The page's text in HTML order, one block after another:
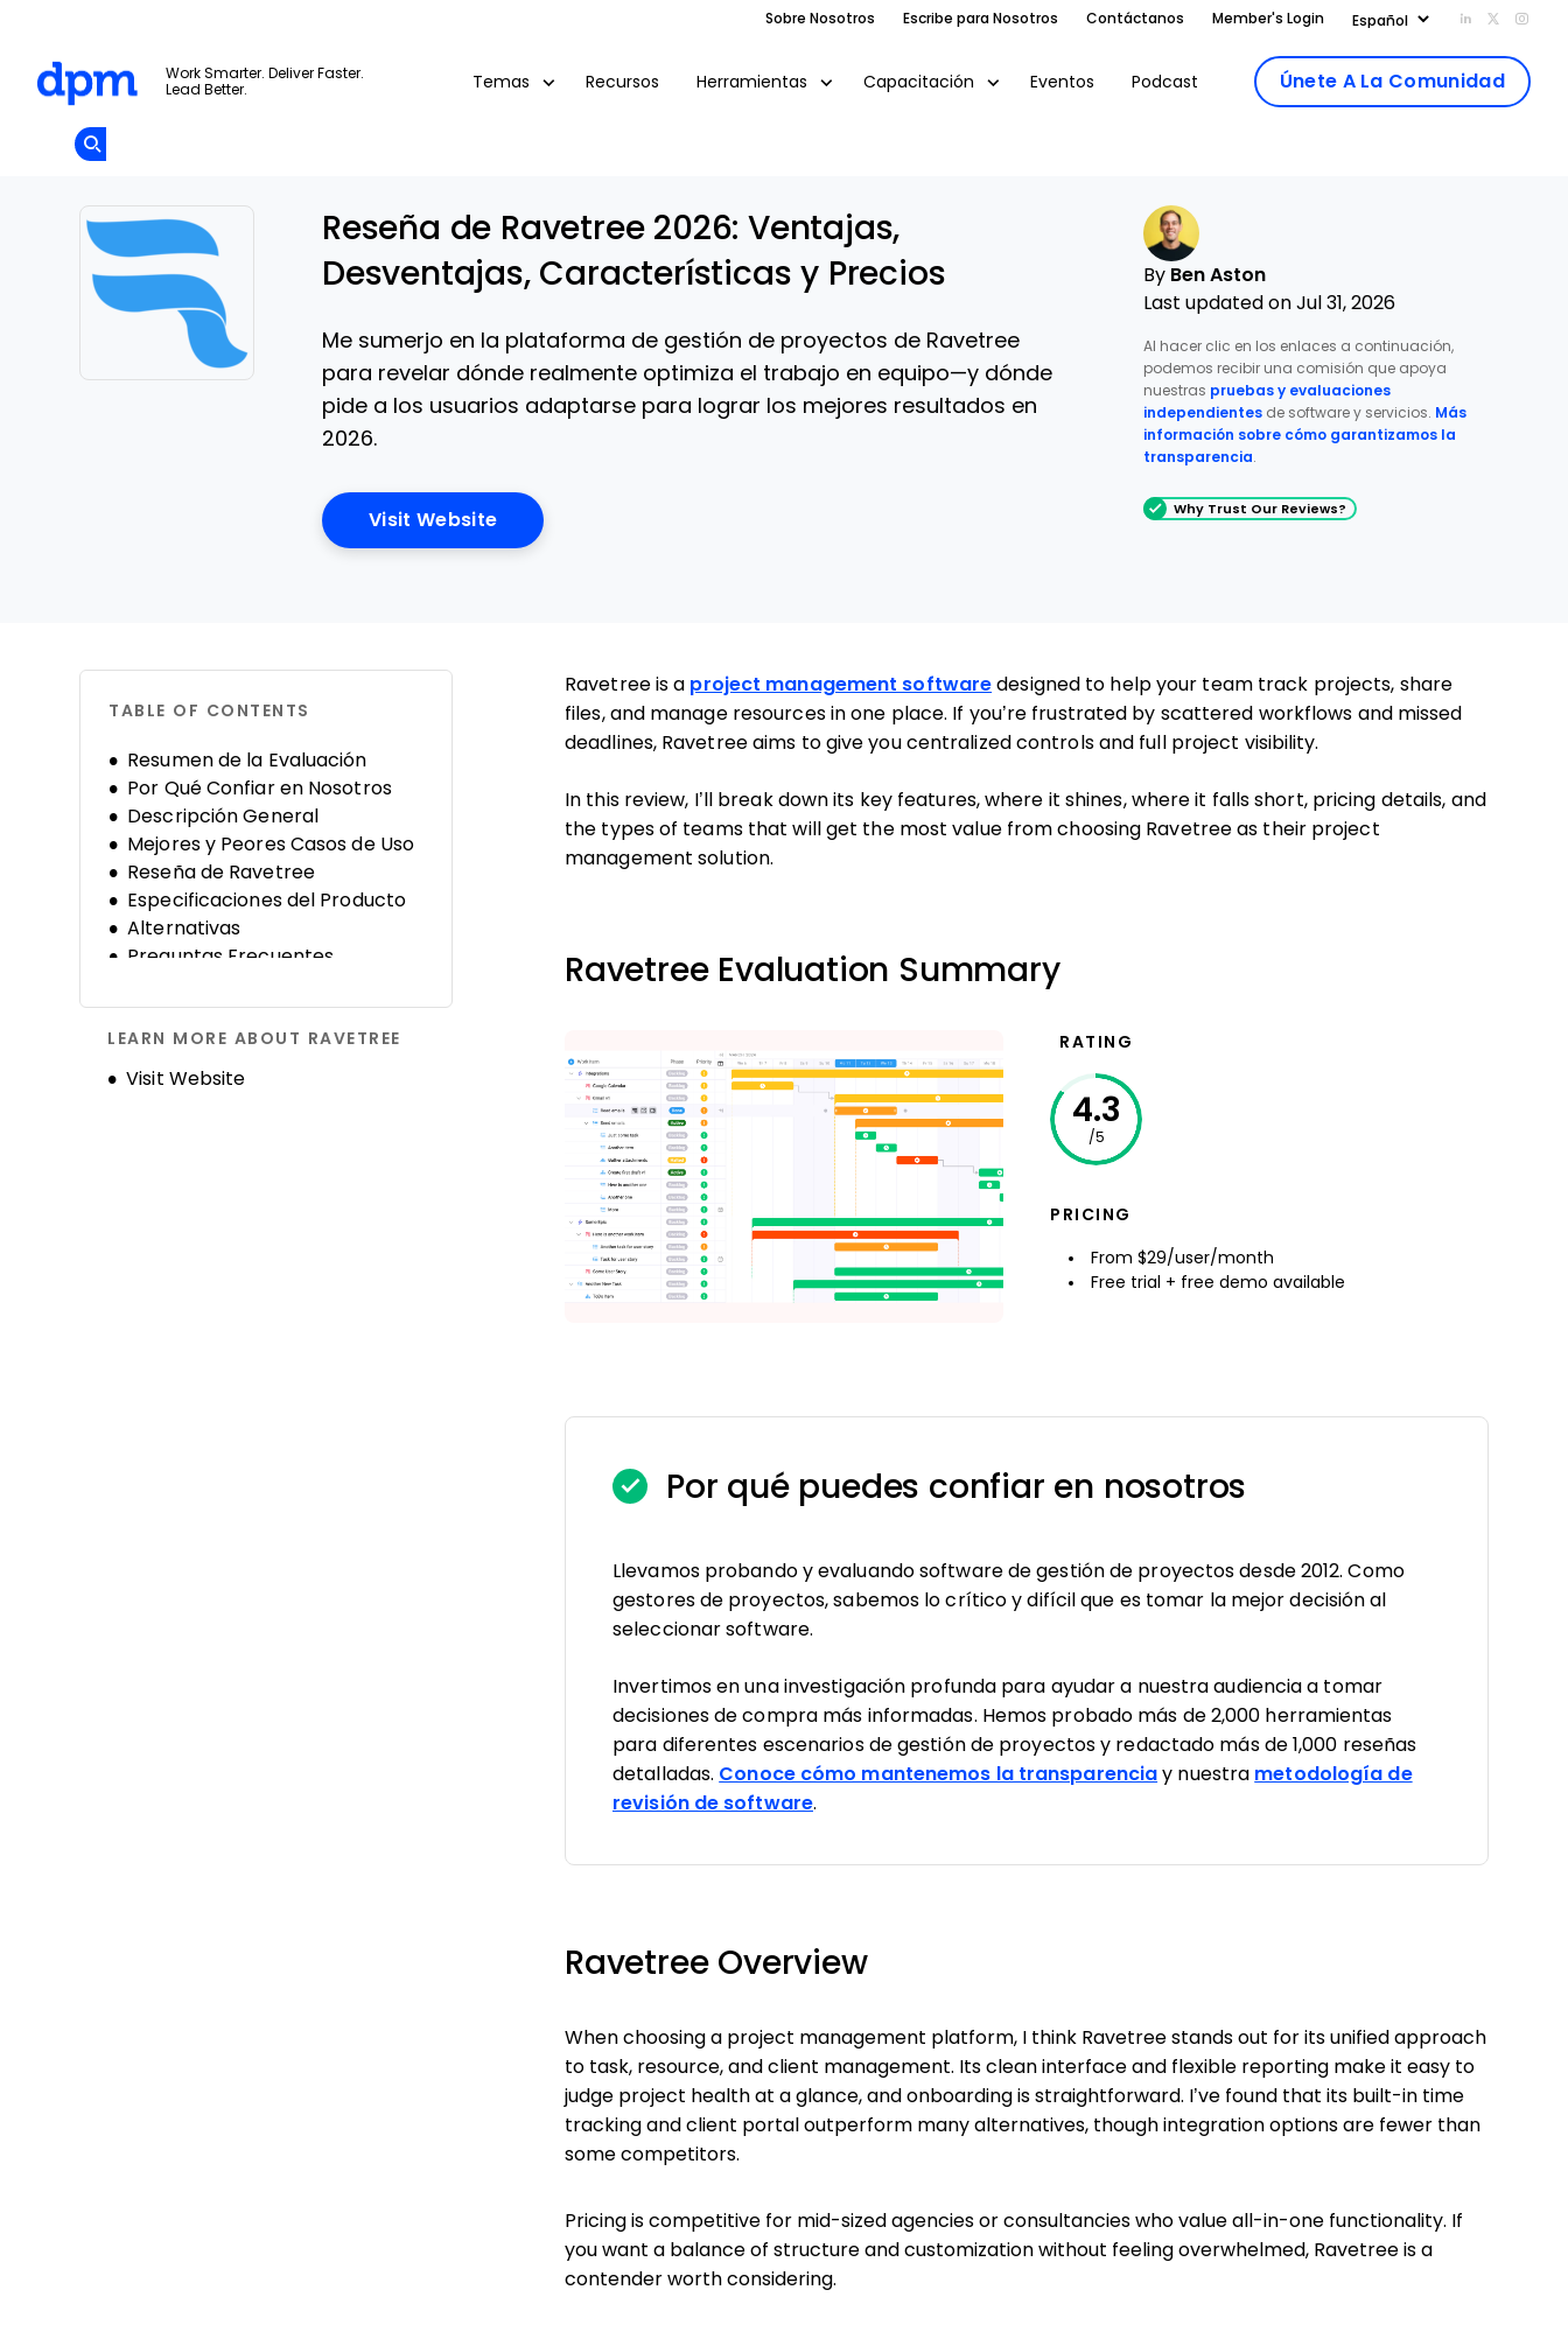
Skip to main content
Sobre Nosotros Escribe para Nosotros Contáctanos Member's Login Add us on
Follow
Work Smarter. Deliver Faster.
Lead Better.
Temas Recursos Herramientas Capacitación Eventos Podcast Únete A La Comunidad
Add as
Reseña de Ravetree 2026: Ventajas,
Desventajas, Características y Precios
Me sumerjo en la plataforma de gestión de proyectos de Ravetree
para revelar dónde realmente optimiza el trabajo en equipo—y dónde
pide a los usuarios adaptarse para lograr los mejores resultados en
2026.
Visit WebsiteOpens New Window
By Ben Aston
Last updated on Jul 31, 2026
Al hacer clic en los enlaces a continuación,
podemos recibir una comisión que apoya
nuestras pruebas y evaluaciones
independientes de software y servicios. Más
información sobre cómo garantizamos la
transparencia.
Why Trust Our Reviews?
TABLE OF CONTENTS
Resumen de la Evaluación
Por Qué Confiar en Nosotros
Descripción General
Mejores y Peores Casos de Uso
Reseña de Ravetree
Especificaciones del Producto
Alternativas
Preguntas Frecuentes
LEARN MORE ABOUT RAVETREE
Visit Website
Opens new window
Ravetree is a project management software designed to help your team track projects, share
files, and manage resources in one place. If you’re frustrated by scattered workflows and missed
deadlines, Ravetree aims to give you centralized controls and full project visibility.
In this review, I’ll break down its key features, where it shines, where it falls short, pricing details, and
the types of teams that will get the most value from choosing Ravetree as their project
management solution.
Ravetree Evaluation Summary
RATING
4.3
/5
PRICING
From $29/user/month
Free trial + free demo available
Por qué puedes confiar en nosotros
Llevamos probando y evaluando software de gestión de proyectos desde 2012. Como
gestores de proyectos, sabemos lo crítico y difícil que es tomar la mejor decisión al
seleccionar software.
Invertimos en una investigación profunda para ayudar a nuestra audiencia a tomar
decisiones de compra más informadas. Hemos probado más de 2,000 herramientas
para diferentes escenarios de gestión de proyectos y redactado más de 1,000 reseñas
detalladas. Conoce cómo mantenemos la transparencia y nuestra metodología de
revisión de software.
Ravetree Overview
When choosing a project management platform, I think Ravetree stands out for its unified approach
to task, resource, and client management. Its clean interface and flexible reporting make it easy to
judge project health at a glance, and onboarding is straightforward. I’ve found that its built-in time
tracking and client portal outperform many alternatives, though integration options are fewer than
some competitors.
Pricing is competitive for mid-sized agencies or consultancies who value all-in-one functionality. If
you want a balance of structure and customization without feeling overwhelmed, Ravetree is a
contender worth considering.